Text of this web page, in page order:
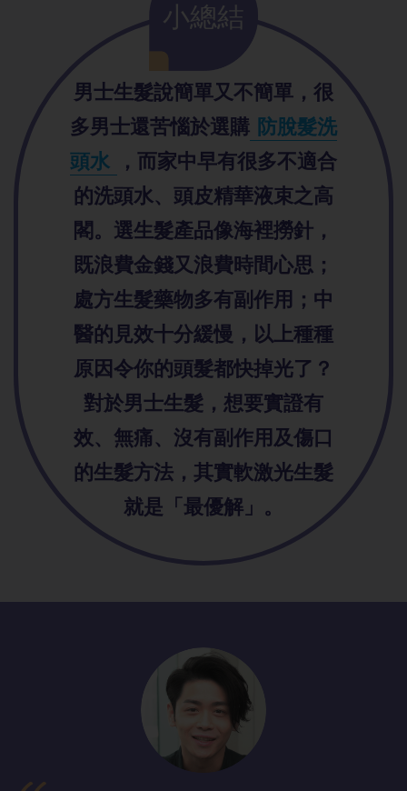
小總結
男士生髮說簡單又不簡單，很
多男士還苦惱於選購 防脫髮洗
頭水
，而家中早有很多不適合
的洗頭水、頭皮精華液束之高
閣。選生髮產品像海裡撈針，
既浪費金錢又浪費時間心思；
處方生髮藥物多有副作用；中
醫的見效十分緩慢，以上種種
原因令你的頭髮都快掉光了？
對於男士生髮，想要實證有
效、無痛、沒有副作用及傷口
的生髮方法，其實軟激光生髮
就是「最優解」。